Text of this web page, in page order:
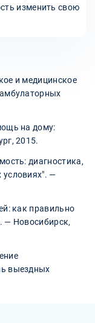
изменить свою
и медицинское
на дому:
2015.
диагностика,
условиях". —
как правильно
— Новосибирск,
выездных